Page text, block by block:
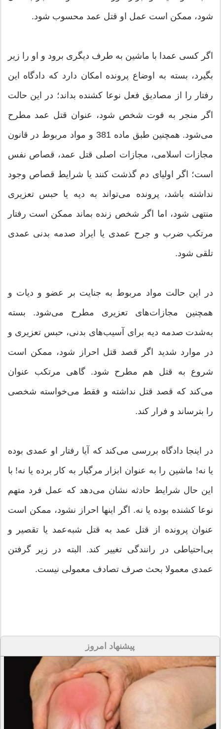
‌شود، ممکن است عمل او قتل عمد محسوب شود.
اگر کسی عمدا با ماشین به طرف دیگری برود و او را زیر
بگیرد، بسته به اوضاع پرونده امکان دارد که دادگاه این
رفتار را از مصادیق فعل نوعا کشنده بداند؛ در این حالت
اگر منجر به فوت شخص شود، عنوان قتل عمد مطرح
می‌شود. همچنین طبق ماده 381 و مواد مربوط در قانون
مجازات اسلامی، مجازات اصلی قتل عمد، قصاص نفس
است؛ اگر اولیای دم گذشت کنند یا شرایط قصاص وجود
نداشته باشد، پرونده می‌تواند به دیه یا حبس تعزیری
منتهی شود، اما اگر شخص زنده بماند ممکن است رفتار
مرتکب ضرب و جرح عمدی یا ایراد صدمه بدنی عمدی
تلقی شود.
در این حالت مواد مربوط به جنایت بر عضو و دیات و
همچنین مجازات‌های تعزیری مطرح می‌شود. بسته
به‌شدت صدمه دیه برای آسیب‌های بدنی، حبس تعزیری و
در موارد شدید اگر قصد قتل احراز شود، ممکن است
شروع به قتل هم مطرح شود. گاهی مرتکب عنوان
می‌کند که قصد قتل نداشته و فقط می‌خواسته شخصی
را بترساند و فرار کند.
در اینجا دادگاه بررسی می‌کند که آیا رفتار او عمدی بوده
یا نه! ماشین را به عنوان ابزار مرگبار به کار برده یا نه! با
این حال شرایط حادثه نشان می‌دهد که عمل فرد متهم
نوعا کشنده بوده یا نه. اگر اینها احراز نشود، ممکن است
عنوان پرونده از قتل عمد به قتل شبه‌عمد یا تقصیر و
بی‌احتیاطی در رانندگی تغییر کند. البته در زیر گرفتن
عمدی معمولا بحث صرف تصادف معمولی نیست.
پیشنهاد امروز